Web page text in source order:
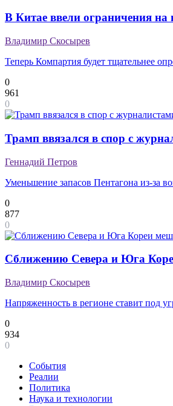
В Китае ввели ограничения на
Владимир Скосырев
Теперь Компартия будет тщательнее
0
961
0
Трамп ввязался в спор с
Геннадий Петров
Уменьшение запасов Пентагона из-за
0
877
0
Сближению Севера и Юга
Владимир Скосырев
Напряженность в регионе ставит под
0
934
0
События
Реалии
Политика
Наука и технологии